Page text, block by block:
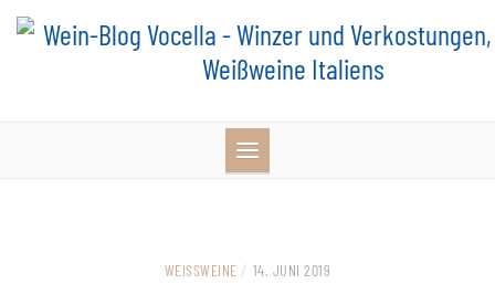
Skip
WEISSWEINE / 14. JUNI 2019